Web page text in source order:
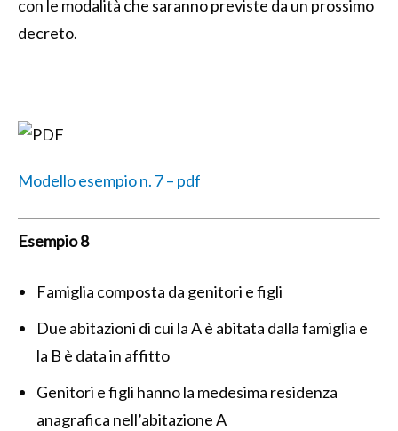
con le modalità che saranno previste da un prossimo
decreto.
Modello esempio n. 7 – pdf
Esempio 8
Famiglia composta da genitori e figli
Due abitazioni di cui la A è abitata dalla famiglia e
la B è data in affitto
Genitori e figli hanno la medesima residenza
anagrafica nell’abitazione A